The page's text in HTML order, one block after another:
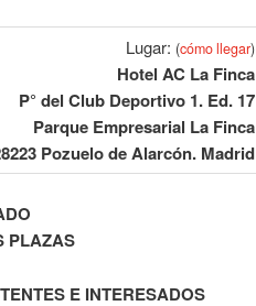
Lugar: (cómo llegar)
Hotel AC La Finca
P° del Club Deportivo 1. Ed. 17
Parque Empresarial La Finca
Pozuelo de Alarcón. Madrid
PLAZAS
E INTERESADOS